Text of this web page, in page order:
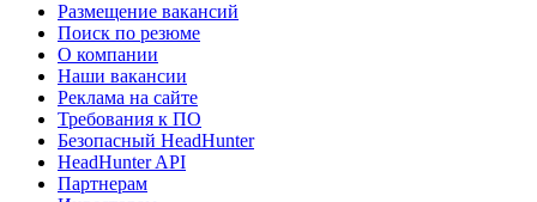
Размещение вакансий
Поиск по резюме
О компании
Наши вакансии
Реклама на сайте
Требования к ПО
Безопасный HeadHunter
HeadHunter API
Партнерам